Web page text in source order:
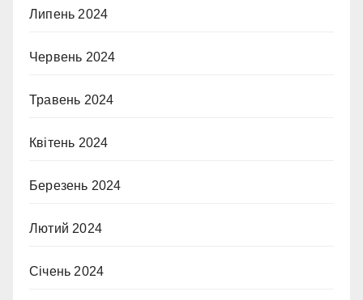
Липень 2024
Червень 2024
Травень 2024
Квітень 2024
Березень 2024
Лютий 2024
Січень 2024